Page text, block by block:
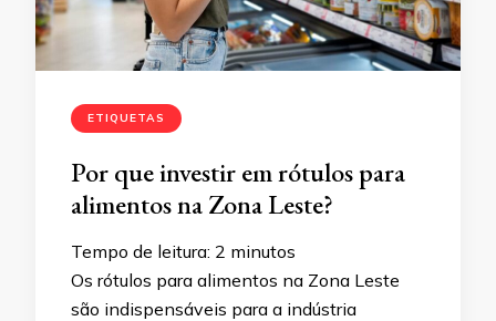
ETIQUETAS
Por que investir em rótulos para
alimentos na Zona Leste?
Tempo de leitura: 2 minutos
Os rótulos para alimentos na Zona Leste
são indispensáveis para a indústria